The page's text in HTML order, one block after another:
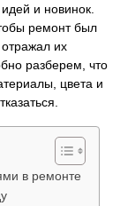
и новинок.
ремонт был
их
разберем, что
цвета и
в ремонте